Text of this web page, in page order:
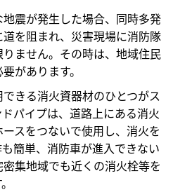
震が発生した場合、同時多発
を阻まれ、災害現場に消防隊
ません。その時は、地域住民
があります。
きる消火資器材のひとつがス
パイプは、道路上にある消火
スをつないで使用し、消火を
簡単、消防車が進入できない
集地域でも近くの消火栓等を